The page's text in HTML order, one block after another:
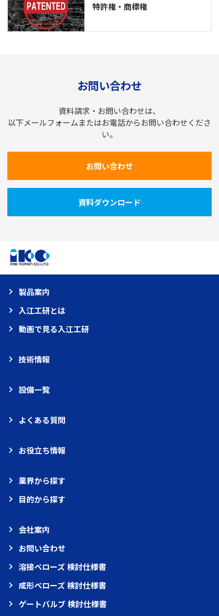
特許権・商標権
お問い合わせ
資料請求・お問い合わせは、
以下メールフォームまたはお電話からお問い合わせくださ
い。
お問い合わせ
資料ダウンロード
製品案内
入江工研とは
動画で見る入江工研
技術情報
設備一覧
よくある質問
お役立ち情報
業界から探す
目的から探す
会社案内
お問い合わせ
溶接ベローズ 検討仕様書
成形ベローズ 検討仕様書
ゲートバルブ 検討仕様書